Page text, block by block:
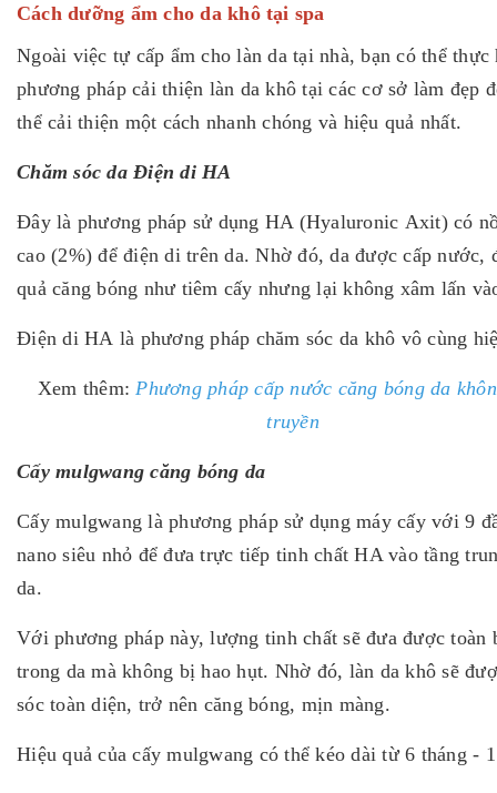
Cách dưỡng ẩm cho da khô tại spa
Ngoài việc tự cấp ẩm cho làn da tại nhà, bạn có thể thực
phương pháp cải thiện làn da khô tại các cơ sở làm đẹp
thể cải thiện một cách nhanh chóng và hiệu quả nhất.
Chăm sóc da Điện di HA
Đây là phương pháp sử dụng HA (Hyaluronic Axit) có
cao (2%) để điện di trên da. Nhờ đó, da được cấp nước,
quả căng bóng như tiêm cấy nhưng lại không xâm lấn
Điện di HA là phương pháp chăm sóc da khô vô cùng
Xem thêm: Phương pháp cấp nước căng bóng da
truyền
Cấy mulgwang căng bóng da
Cấy mulgwang là phương pháp sử dụng máy cấy với 9
nano siêu nhỏ để đưa trực tiếp tinh chất HA vào tầng
da.
Với phương pháp này, lượng tinh chất sẽ đưa được toàn
trong da mà không bị hao hụt. Nhờ đó, làn da khô sẽ
sóc toàn diện, trở nên căng bóng, mịn màng.
Hiệu quả của cấy mulgwang có thể kéo dài từ 6 tháng -